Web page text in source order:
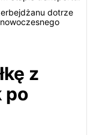
dotrze
z
po